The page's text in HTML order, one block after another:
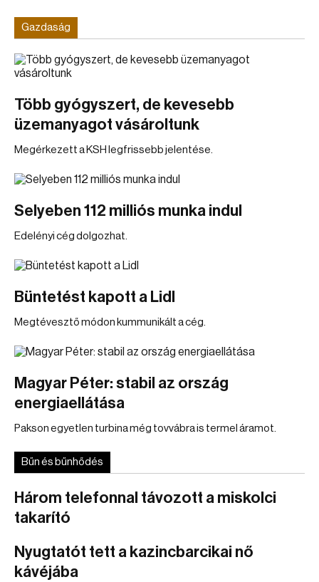
Gazdaság
Több gyógyszert, de kevesebb
üzemanyagot vásároltunk
Megérkezett a KSH legfrissebb jelentése.
Selyeben 112 milliós munka indul
Edelényi cég dolgozhat.
Büntetést kapott a Lidl
Megtévesztő módon kummunikált a cég.
Magyar Péter: stabil az ország
energiaellátása
Pakson egyetlen turbina még tovvábra is termel áramot.
Bűn és bűnhődés
Három telefonnal távozott a miskolci
takarító
Nyugtatót tett a kazincbarcikai nő
kávéjába